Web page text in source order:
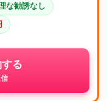
な勧誘なし
る